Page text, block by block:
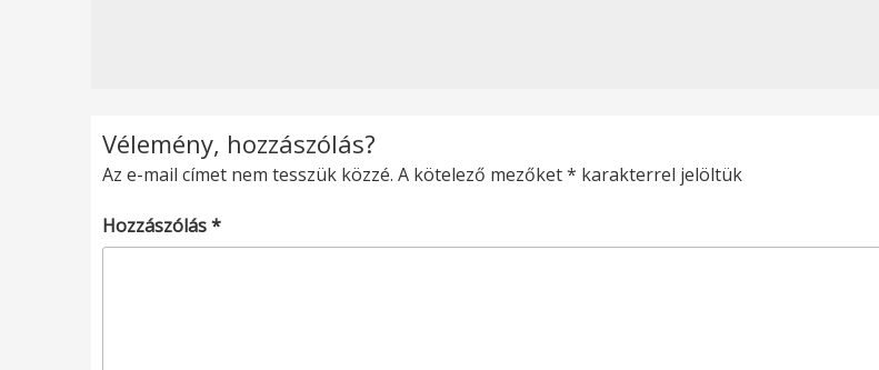
Vélemény, hozzászólás?
Az e-mail címet nem tesszük közzé. A kötelező mezőket* karakterrel jelöltük
Hozzászólás*